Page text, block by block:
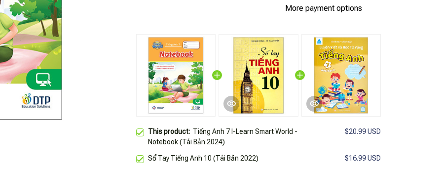
More payment options
This product: Tiếng Anh 7 I-Learn Smart World -
Notebook (Tái Bản 2024)
$20.99 USD
Sổ Tay Tiếng Anh 10 (Tái Bản 2022) $16.99 USD